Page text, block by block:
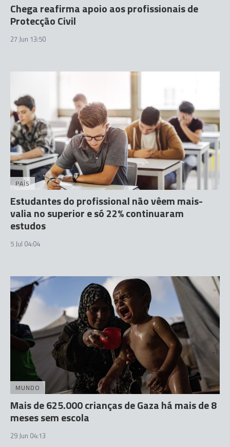
Chega reafirma apoio aos profissionais de
Protecção Civil
27 Jun 13:50
PAÍS
Estudantes do profissional não vêem mais-
valia no superior e só 22% continuaram
estudos
5 Jul 04:04
MUNDO
Mais de 625.000 crianças de Gaza há mais de 8
meses sem escola
29 Jun 04:13